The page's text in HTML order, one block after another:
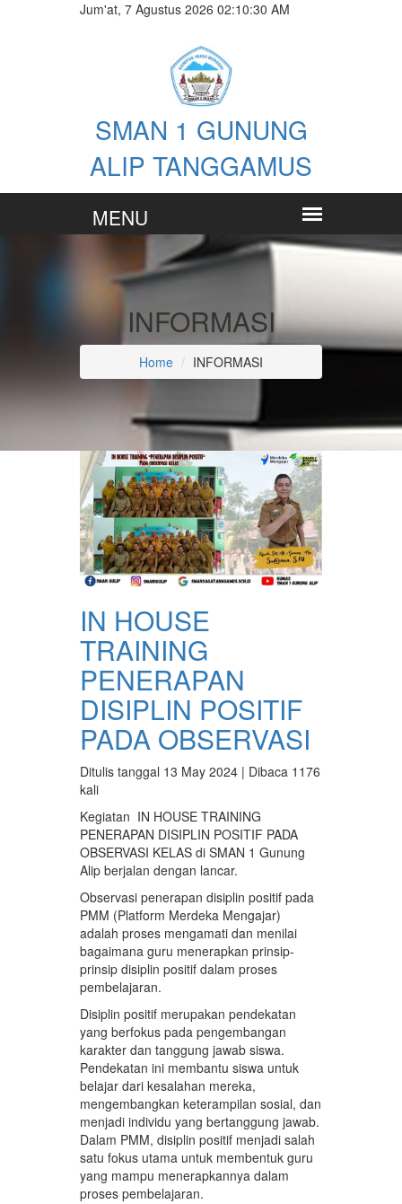
Jum'at, 7 Agustus 2026 02:10:30 AM
SMAN 1 GUNUNG
ALIP TANGGAMUS
INFORMASI
Home INFORMASI
IN HOUSE
TRAINING
PENERAPAN
DISIPLIN POSITIF
PADA OBSERVASI
Ditulis tanggal 13 May 2024 | Dibaca 1176
kali
Kegiatan IN HOUSE TRAINING
PENERAPAN DISIPLIN POSITIF PADA
OBSERVASI KELAS di SMAN 1 Gunung
Alip berjalan dengan lancar.
Observasi penerapan disiplin positif pada
PMM (Platform Merdeka Mengajar)
adalah proses mengamati dan menilai
bagaimana guru menerapkan prinsip-
prinsip disiplin positif dalam proses
pembelajaran.
Disiplin positif merupakan pendekatan
yang berfokus pada pengembangan
karakter dan tanggung jawab siswa.
Pendekatan ini membantu siswa untuk
belajar dari kesalahan mereka,
mengembangkan keterampilan sosial, dan
menjadi individu yang bertanggung jawab.
Dalam PMM, disiplin positif menjadi salah
satu fokus utama untuk membentuk guru
yang mampu menerapkannya dalam
proses pembelajaran.